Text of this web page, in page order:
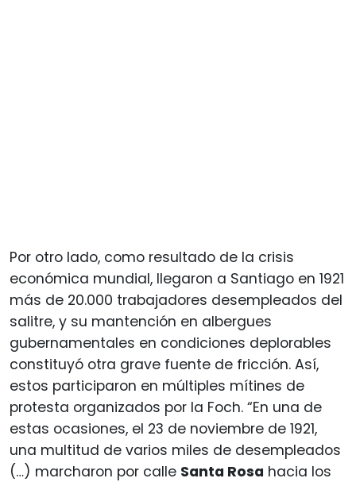
Por otro lado, como resultado de la crisis
económica mundial, llegaron a Santiago en 1921
más de 20.000 trabajadores desempleados del
salitre, y su mantención en albergues
gubernamentales en condiciones deplorables
constituyó otra grave fuente de fricción. Así,
estos participaron en múltiples mítines de
protesta organizados por la Foch. “En una de
estas ocasiones, el 23 de noviembre de 1921,
una multitud de varios miles de desempleados
(…) marcharon por calle Santa Rosa hacia los